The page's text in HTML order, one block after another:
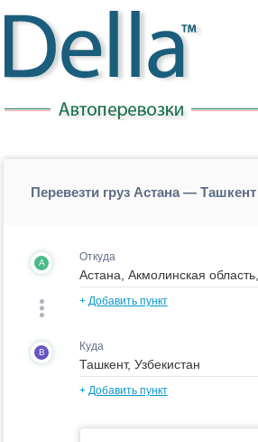
Перевезти груз Астана —
A Откуда
+ Добавить пункт
B Куда
+ Добавить пункт